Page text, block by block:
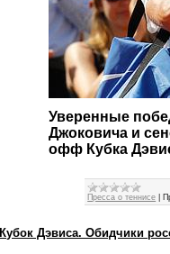
Уверенные
Джоковича и
офф Кубка
Пресса о теннисе
Кубок Дэвиса. Обидчики